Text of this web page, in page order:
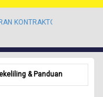
KONTRAKTOR KALI
& Panduan